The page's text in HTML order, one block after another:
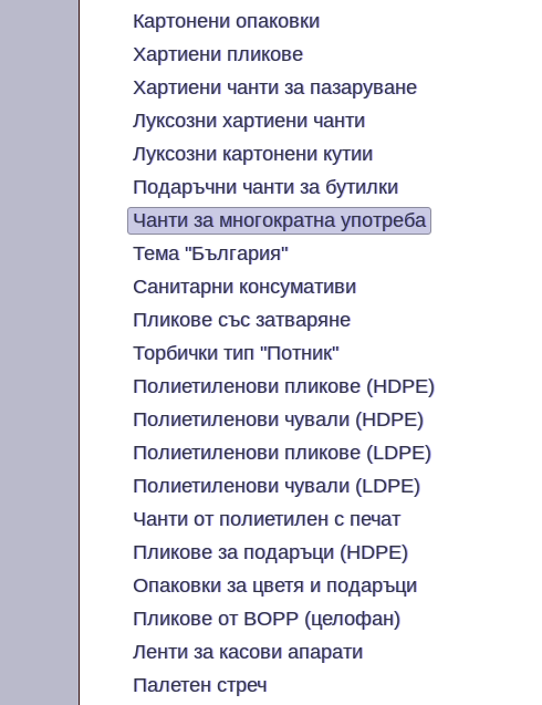
Картонени опаковки
Хартиени пликове
Хартиени чанти за пазаруване
Луксозни хартиени чанти
Луксозни картонени кутии
Подаръчни чанти за бутилки
Чанти за многократна употреба
Тема "България"
Санитарни консумативи
Пликове със затваряне
Торбички тип "Потник"
Полиетиленови пликове (HDPE)
Полиетиленови чували (HDPE)
Полиетиленови пликове (LDPE)
Полиетиленови чували (LDPE)
Чанти от полиетилен с печат
Пликове за подаръци (HDPE)
Опаковки за цветя и подаръци
Пликове от BOPP (целофан)
Ленти за касови апарати
Палетен стреч